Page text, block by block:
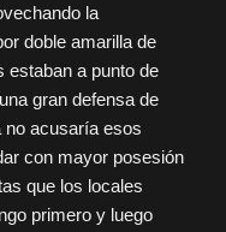
la
doble amarilla de
estaban a punto de
gran defensa de
no acusaría esos
con mayor posesión
que los locales
primero y luego